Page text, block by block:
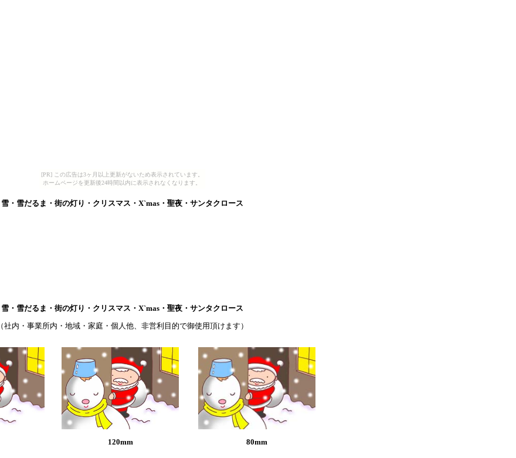
[PR] この広告は3ヶ月以上更新がないため表示されています。
ホームページを更新後24時間以内に表示されなくなります。
雪・雪だるま・街の灯り・クリスマス・X`mas・聖夜・サンタクロース
雪・雪だるま・街の灯り・クリスマス・X`mas・聖夜・サンタクロース
（社内・事業所内・地域・家庭・個人他、非営利目的で御使用頂けます）
120mm 80mm